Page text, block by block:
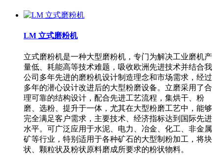
LM 立式磨粉机
立式磨粉机是一种大型磨粉机，专门为解决工业磨机产
量低、耗能高等技术难题，吸收欧洲先进技术并结合我
公司多年先进的磨粉机设计制造理念和市场需求，经过
多年的潜心设计改进后的大型粉磨设备。立磨采用了合
理可靠的结构设计，配合先进工艺流程，集烘干、粉
磨、选粉、提升于一体，尤其在大型粉磨工艺中，能够
完全满足客户需求，主要技术、经济指标达到国际先进
水平。可广泛应用于水泥、电力、冶金、化工、非金属
矿等行业，特别适用于各种矿石的大型制粉加工，将块
状、颗粒状及粉状原料磨成所要求的粉状物料。